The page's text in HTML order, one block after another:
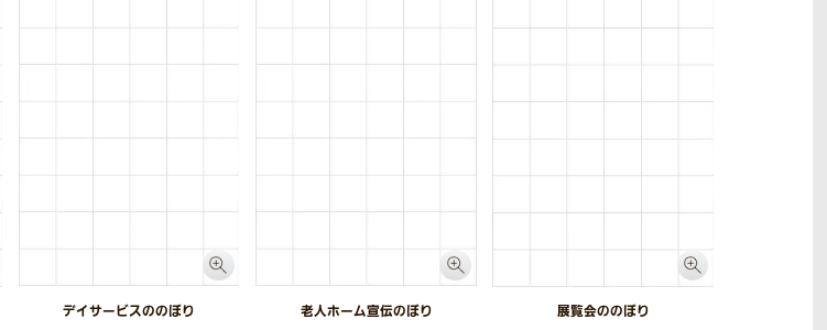
デイサービスののぼり 老人ホーム宣伝のぼり 展覧会ののぼり